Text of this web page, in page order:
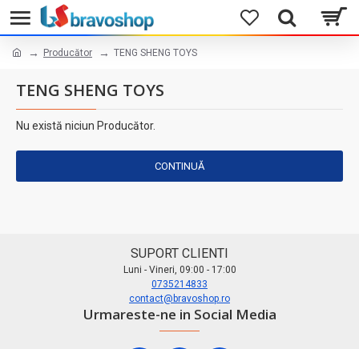
Producător TENG SHENG TOYS
TENG SHENG TOYS
Nu există niciun Producător.
CONTINUĂ
SUPORT CLIENTI
Luni - Vineri, 09:00 - 17:00
0735214833
contact@bravoshop.ro
Urmareste-ne in Social Media